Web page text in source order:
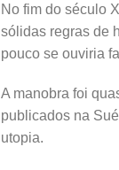
No fim do século
sólidas regras de
pouco se ouviria
A manobra foi
publicados na
utopia.